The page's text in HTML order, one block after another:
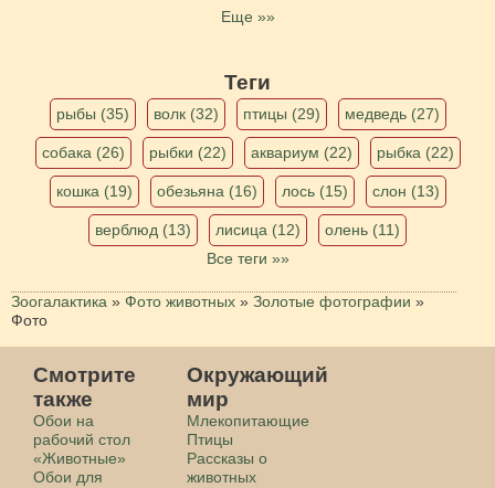
Еще »»
Теги
рыбы (35) волк (32) птицы (29) медведь (27)
собака (26) рыбки (22) аквариум (22) рыбка (22)
кошка (19) обезьяна (16) лось (15) слон (13)
верблюд (13) лисица (12)
олень (11)
Все теги »»
Зоогалактика » Фото животных » Золотые фотографии »
Фото
Смотрите
также
Обои на
рабочий стол
«Животные»
Обои для
Окружающий
мир
Млекопитающие
Птицы
Рассказы о
животных